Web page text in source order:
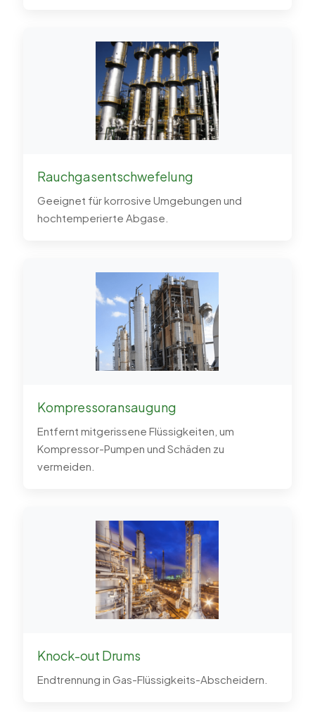
Rauchgasentschwefelung
Geeignet für korrosive Umgebungen und
hochtemperierte Abgase.
Kompressoransaugung
Entfernt mitgerissene Flüssigkeiten, um
Kompressor-Pumpen und Schäden zu
vermeiden.
Knock-out Drums
Endtrennung in Gas-Flüssigkeits-Abscheidern.